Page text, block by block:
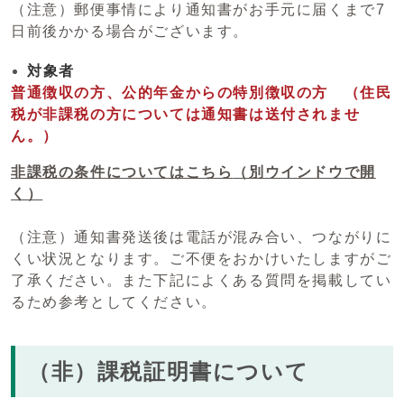
（注意）郵便事情により通知書がお手元に届くまで7
日前後かかる場合がございます。
対象者
普通徴収の方、公的年金からの特別徴収の方 （住民
税が非課税の方については通知書は送付されませ
ん。
）
非課税の条件についてはこちら
（別ウインドウで開
く）
（注意）通知書発送後は電話が混み合い、つながりに
くい状況となります。ご不便をおかけいたしますがご
了承ください。また下記によくある質問を掲載してい
るため参考としてください。
（非）課税証明書について